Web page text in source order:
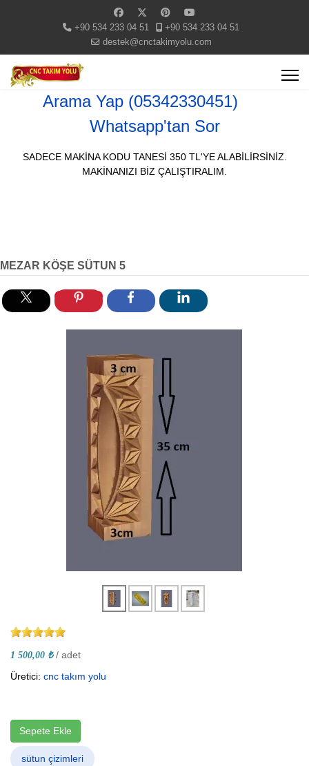
+90 534 233 04 51
+90 534 233 04 51
destek@cnctakimyolu.com
Arama Yap (05342330451)
Whatsapp'tan Sor
SADECE MAKİNA KODU TANESİ 350 TL'YE ALABİLİRSİNİZ.
MAKİNANIZI BİZ ÇALIŞTIRALIM.
MEZAR KÖŞE SÜTUN 5
1 500,00 ₺ / adet
Üretici: cnc takım yolu
Sepete Ekle
sütun çizimleri